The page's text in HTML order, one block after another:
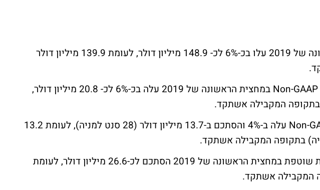
ההכנסות במחצית הראשונה של 2019 עלו בכ-6% לכ- 148.9 מיליון דולר, לעומת 139.9 מיליון דולר
הרווח התפעולי על בסיס Non-GAAP במחצית הראשונה של 2019 עלה בכ-6% לכ- 20.8 מיליון דולר,
הרווח הנקי על בסיס Non-GAAP עלה ב-4% והסתכם ב-13.7 מיליון דולר (28 סנט למניה), לעומת 13.2
תזרים המזומנים מפעילות שוטפת במחצית הראשונה של 2019 הסתכם לכ-26.6 מיליון דולר, לעומת